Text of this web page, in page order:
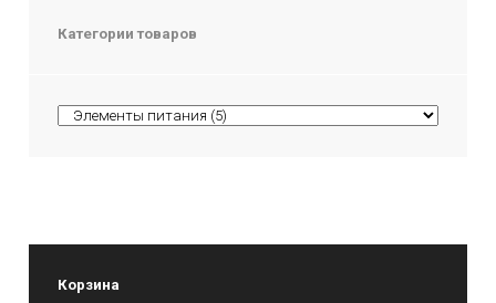
Категории товаров
Корзина